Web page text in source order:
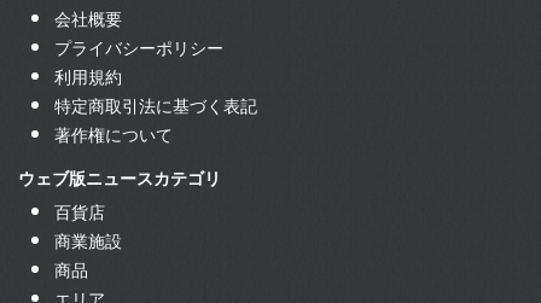
会社概要
プライバシーポリシー
利用規約
特定商取引法に基づく表記
著作権について
ウェブ版ニュースカテゴリ
百貨店
商業施設
商品